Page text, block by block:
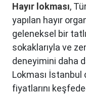
Hayır lokması,
yapılan hayır
geleneksel bir
sokaklarıyla ve
deneyimini daha
Lokması
fiyatlarını